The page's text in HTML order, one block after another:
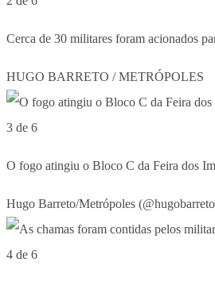
Cerca de 30 militares foram acionados
HUGO BARRETO / METRÓPOLES
3 de 6
O fogo atingiu o Bloco C da Feira dos
Hugo Barreto/Metrópoles
4 de 6